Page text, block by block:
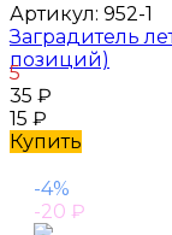
Артикул: 952-1
Заградитель
позиций)
5
35 ₽
15 ₽
Купить
-4%
-20 ₽